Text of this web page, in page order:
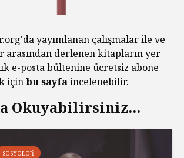
yayımlanan çalışmalar ile ve
arasından derlenen kitapların yer
e-posta bültenine ücretsiz abone
içinbu sayfaincelenebilir.
Okuyabilirsiniz...
SOSYOLOJI